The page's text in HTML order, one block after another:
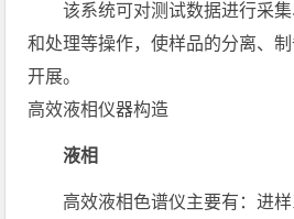
该系统可对测试数据进行采
和处理等操作，使样品的分离、
开展。
高效液相仪器构造
液相
高效液相色谱仪主要有：进